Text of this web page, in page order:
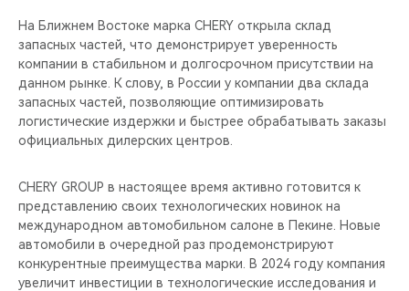
На Ближнем Востоке марка CHERY открыла склад
запасных частей, что демонстрирует уверенность
компании в стабильном и долгосрочном присутствии на
данном рынке. К слову, в России у компании два склада
запасных частей, позволяющие оптимизировать
логистические издержки и быстрее обрабатывать заказы
официальных дилерских центров.
CHERY GROUP в настоящее время активно готовится к
представлению своих технологических новинок на
международном автомобильном салоне в Пекине. Новые
автомобили в очередной раз продемонстрируют
конкурентные преимущества марки. В 2024 году компания
увеличит инвестиции в технологические исследования и